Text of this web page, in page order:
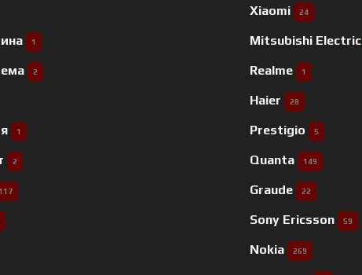
1
2
1
2
Xiaomi 24
Mitsubishi Electric
Realme 1
Haier 28
Prestigio 5
Quanta 149
Graude 22
Sony Ericsson 59
Nokia 269